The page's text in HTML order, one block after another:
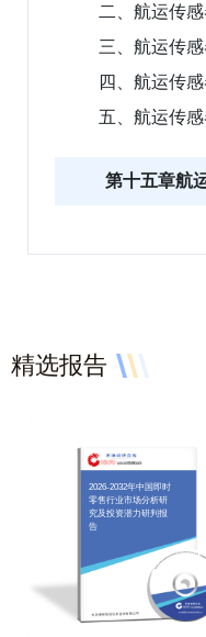
二、航运传
三、航运传
四、航运传
五、航运传
第十五章航
精选报告
2026-2032年中国即时
零售行业市场分析研
究及投资潜力研判报
告